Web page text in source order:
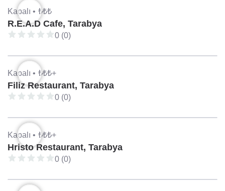
Kapalı • ₺₺₺
R.E.A.D Cafe, Tarabya
0 (0)
Kapalı • ₺₺₺+
Filiz Restaurant, Tarabya
0 (0)
Kapalı • ₺₺₺+
Hristo Restaurant, Tarabya
0 (0)